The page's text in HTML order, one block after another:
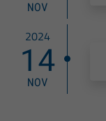
NOV
2024
14
NOV